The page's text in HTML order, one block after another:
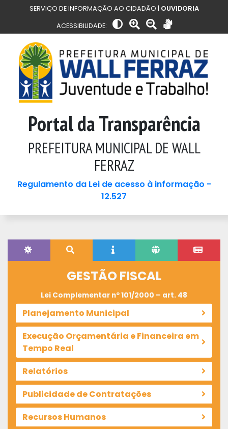
SERVIÇO DE INFORMAÇÃO AO CIDADÃO | OUVIDORIA
ACESSIBILIDADE:
Portal da Transparência
PREFEITURA MUNICIPAL DE WALL
FERRAZ
Regulamento da Lei de acesso à informação -
12.527
GESTÃO FISCAL
Lei Complementar nº 101/2000 – art. 48
Planejamento Municipal
Execução Orçamentária e Financeira em
Tempo Real
Relatórios
Publicidade de Contratações
Recursos Humanos